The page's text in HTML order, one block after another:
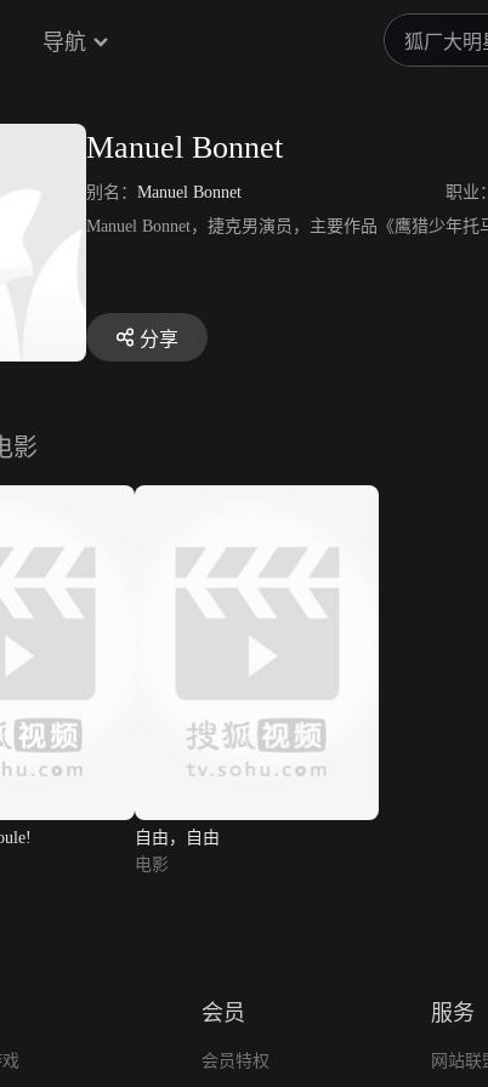
导航
Manuel Bonnet
别名： Manuel Bonnet 职业：
Manuel Bonnet，捷克男演员，主要作品《鹰猎少年托
分享
影
自由，自由
电影
会员
会员特权
服务
网站联